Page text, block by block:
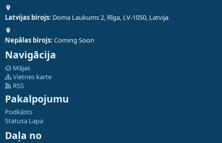
Latvijas birojs: Doma Laukums 2, Rīga, LV-1050, Latvija
Nepālas birojs: Coming Soon
Navigācija
Mājas
Vietnes karte
RSS
Pakalpojumu
Podkāsts
Statusa Lapa
Daļa no